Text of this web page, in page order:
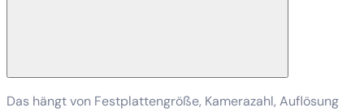
Das hängt von Festplattengröße, Kamerazahl, Auflösung